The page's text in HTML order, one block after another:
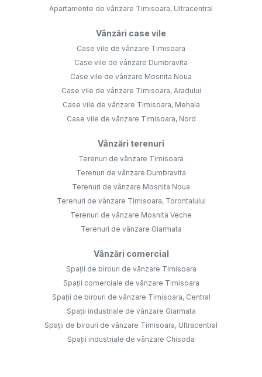
Apartamente de vânzare Timisoara, Ultracentral
Vânzări case vile
Case vile de vânzare Timisoara
Case vile de vânzare Dumbravita
Case vile de vânzare Mosnita Noua
Case vile de vânzare Timisoara, Aradului
Case vile de vânzare Timisoara, Mehala
Case vile de vânzare Timisoara, Nord
Vânzări terenuri
Terenuri de vânzare Timisoara
Terenuri de vânzare Dumbravita
Terenuri de vânzare Mosnita Noua
Terenuri de vânzare Timisoara, Torontalului
Terenuri de vânzare Mosnita Veche
Terenuri de vânzare Giarmata
Vânzări comercial
Spații de birouri de vânzare Timisoara
Spații comerciale de vânzare Timisoara
Spații de birouri de vânzare Timisoara, Central
Spații industriale de vânzare Giarmata
Spații de birouri de vânzare Timisoara, Ultracentral
Spații industriale de vânzare Chisoda